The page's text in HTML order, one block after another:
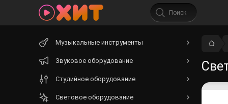
Музыкальные инструменты
Звуковое оборудование
Студийное оборудование
Световое оборудование